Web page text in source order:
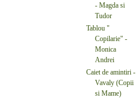
- Magda si
Tudor
Tablou "
Copilarie" -
Monica
Andrei
Caiet de amintiri -
Vavaly (Copii
si Mame)